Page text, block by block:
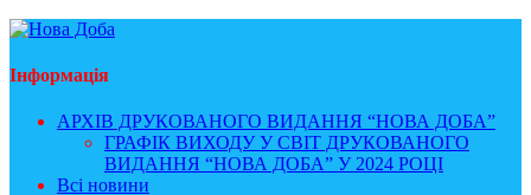
Інформація
АРХІВ ДРУКОВАНОГО ВИДАННЯ “НОВА ДОБА”
ГРАФІК ВИХОДУ У СВІТ ДРУКОВАНОГО
ВИДАННЯ “НОВА ДОБА” У 2024 РОЦІ
Всі новини